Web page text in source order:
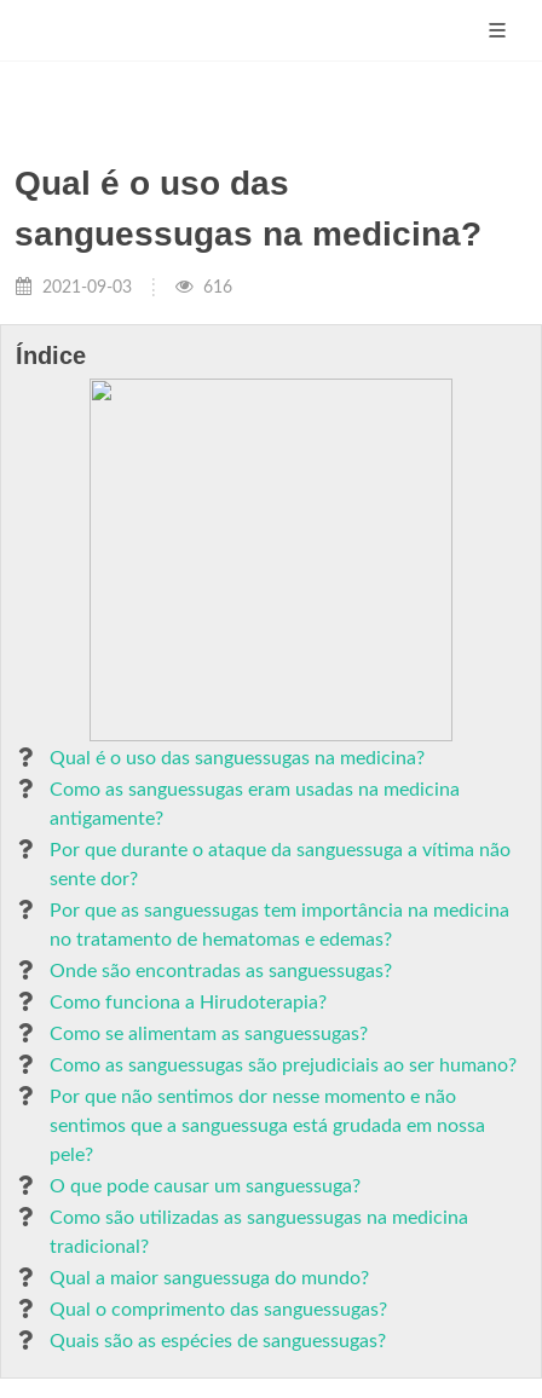
Qual é o uso das
sanguessugas na medicina?
2021-09-03 616
Índice
Qual é o uso das sanguessugas na medicina?
Como as sanguessugas eram usadas na medicina
antigamente?
Por que durante o ataque da sanguessuga a vítima não
sente dor?
Por que as sanguessugas tem importância na medicina
no tratamento de hematomas e edemas?
Onde são encontradas as sanguessugas?
Como funciona a Hirudoterapia?
Como se alimentam as sanguessugas?
Como as sanguessugas são prejudiciais ao ser humano?
Por que não sentimos dor nesse momento e não
sentimos que a sanguessuga está grudada em nossa
pele?
O que pode causar um sanguessuga?
Como são utilizadas as sanguessugas na medicina
tradicional?
Qual a maior sanguessuga do mundo?
Qual o comprimento das sanguessugas?
Quais são as espécies de sanguessugas?